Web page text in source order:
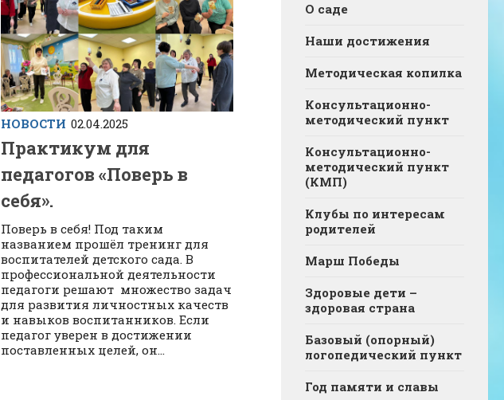
НОВОСТИ 02.04.2025
Практикум для
педагогов «Поверь в
себя».
Поверь в себя! Под таким
названием прошёл тренинг для
воспитателей детского сада. В
профессиональной деятельности
педагоги решают множество задач
для развития личностных качеств
и навыков воспитанников. Если
педагог уверен в достижении
поставленных целей, он...
О саде
Наши достижения
Методическая копилка
Консультационно-
методический пункт
Консультационно-
методический пункт
(КМП)
Клубы по интересам
родителей
Марш Победы
Здоровые дети –
здоровая страна
Базовый (опорный)
логопедический пункт
Год памяти и славы